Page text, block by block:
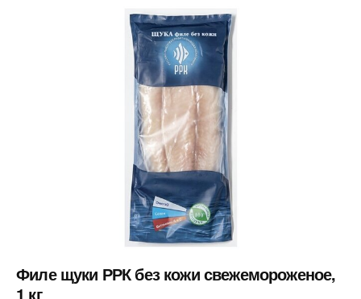
Филе щуки РРК без кожи свежемороженое,
1 кг